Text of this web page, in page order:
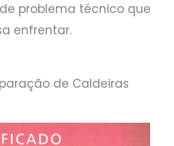
problema técnico que
enfrentar.
de Caldeiras